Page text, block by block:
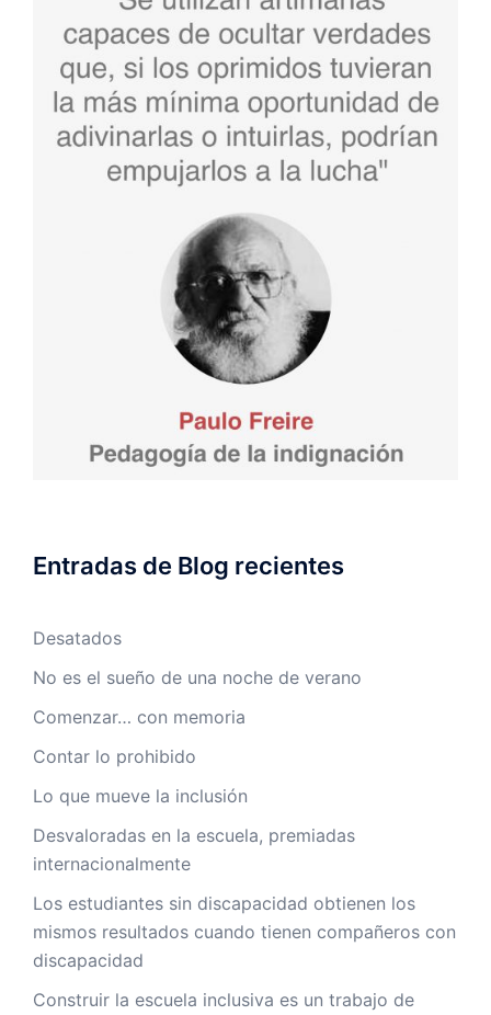
Entradas de Blog recientes
Desatados
No es el sueño de una noche de verano
Comenzar… con memoria
Contar lo prohibido
Lo que mueve la inclusión
Desvaloradas en la escuela, premiadas
internacionalmente
Los estudiantes sin discapacidad obtienen los
mismos resultados cuando tienen compañeros con
discapacidad
Construir la escuela inclusiva es un trabajo de